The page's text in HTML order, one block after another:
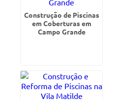
Construção de Piscinas
em Coberturas em
Campo Grande